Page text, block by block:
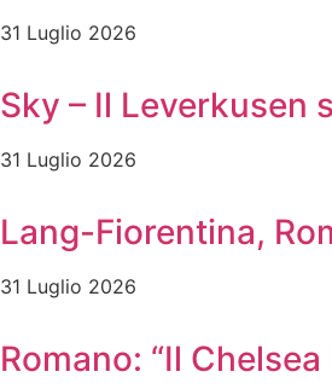
31 Luglio 2026
Sky – Il Leverkusen
31 Luglio 2026
Lang-Fiorentina,
31 Luglio 2026
Romano: “Il